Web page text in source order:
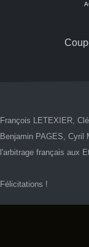
François LETEXIER,
Benjamin PAGES, Cyril
l'arbitrage français aux
Félicitations !